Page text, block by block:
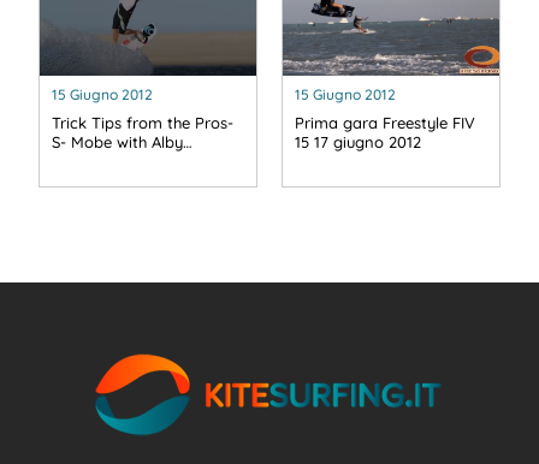
15 Giugno 2012
Trick Tips from the Pros-
S- Mobe with Alby…
15 Giugno 2012
Prima gara Freestyle FIV
15 17 giugno 2012